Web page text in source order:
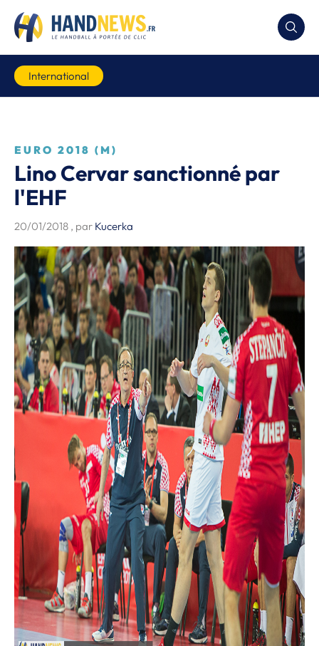
International
EURO 2018 (M)
Lino Cervar sanctionné par
l'EHF
20/01/2018 , par Kucerka